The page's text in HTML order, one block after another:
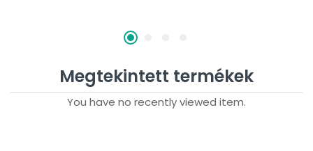
Megtekintett termékek
You have no recently viewed item.